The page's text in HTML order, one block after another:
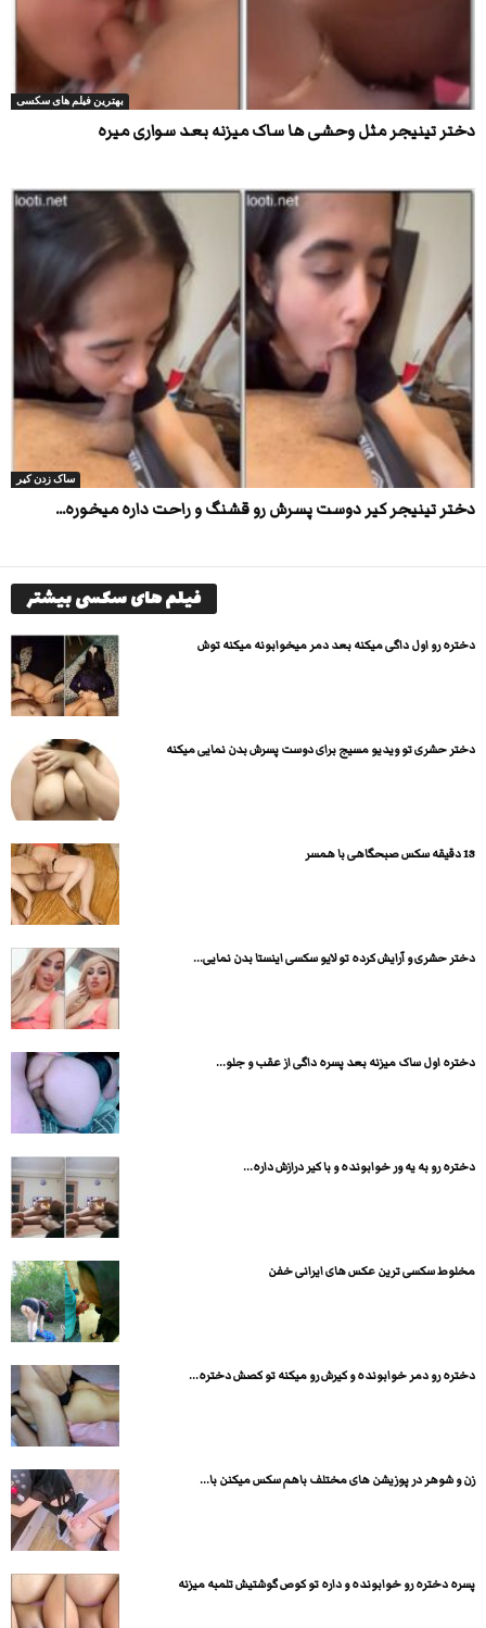
بهترین فیلم های سکسی
دختر تینیجر مثل وحشی ها ساک میزنه بعد سواری میره
ساک زدن کیر
دختر تینیجر کیر دوست پسرش رو قشنگ و راحت داره میخوره...
فیلم های سکسی بیشتر
دختره رو اول داگی میکنه بعد دمر میخوابونه میکنه توش
دختر حشری تو ویدیو مسیج برای دوست پسرش بدن نمایی میکنه
13 دقیقه سکس صبحگاهی با همسر
دختر حشری و آرایش کرده تو لایو سکسی اینستا بدن نمایی...
دختره اول ساک میزنه بعد پسره داگی از عقب و جلو...
دختره رو به یه ور خوابونده و با کیر درازش داره...
مخلوط سکسی ترین عکس های ایرانی خفن
دختره رو دمر خوابونده و کیرش رو میکنه تو کصش دختره...
زن و شوهر در پوزیشن های مختلف باهم سکس میکنن با...
پسره دختره رو خوابونده و داره تو کوص گوشتیش تلمبه میزنه